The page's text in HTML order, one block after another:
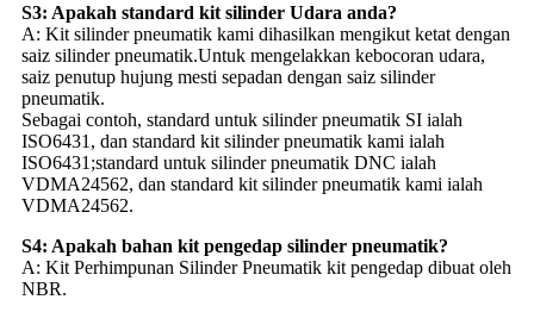
S3: Apakah standard kit silinder Udara anda?
A: Kit silinder pneumatik kami dihasilkan mengikut ketat dengan
saiz silinder pneumatik.Untuk mengelakkan kebocoran udara,
saiz penutup hujung mesti sepadan dengan saiz silinder
pneumatik.
Sebagai contoh, standard untuk silinder pneumatik SI ialah
ISO6431, dan standard kit silinder pneumatik kami ialah
ISO6431;standard untuk silinder pneumatik DNC ialah
VDMA24562, dan standard kit silinder pneumatik kami ialah
VDMA24562.
S4: Apakah bahan kit pengedap silinder pneumatik?
A: Kit Perhimpunan Silinder Pneumatik kit pengedap dibuat oleh
NBR.